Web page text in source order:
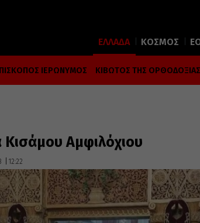
ΕΛΛΑΔΑ ΚΟΣΜΟΣ
ΙΕΡΩΝΥΜΟΣ ΚΙΒΩΤΟΣ ΤΗΣ ΟΡΘΟΔΟΞΙΑΣ
Αμφιλόχιου
12:22